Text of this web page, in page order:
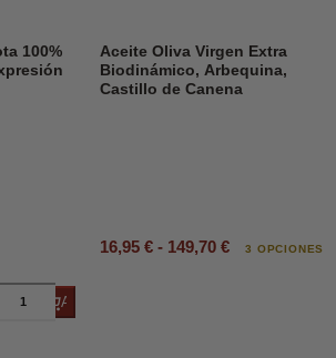
100%
Añadir al carrito
DESCUENTO
Aceite Oliva Virgen Extra
Biodinámico, Arbequina,
Castillo de Canena
16,95 € - 149,70 € 3 OPCIONES